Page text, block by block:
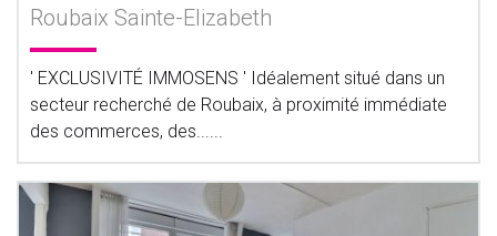
Roubaix Sainte-Elizabeth
' EXCLUSIVITÉ IMMOSENS ' Idéalement situé dans un
secteur recherché de Roubaix, à proximité immédiate
des commerces, des......